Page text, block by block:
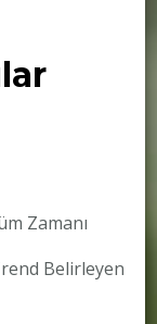
Zamanı
Belirleyen